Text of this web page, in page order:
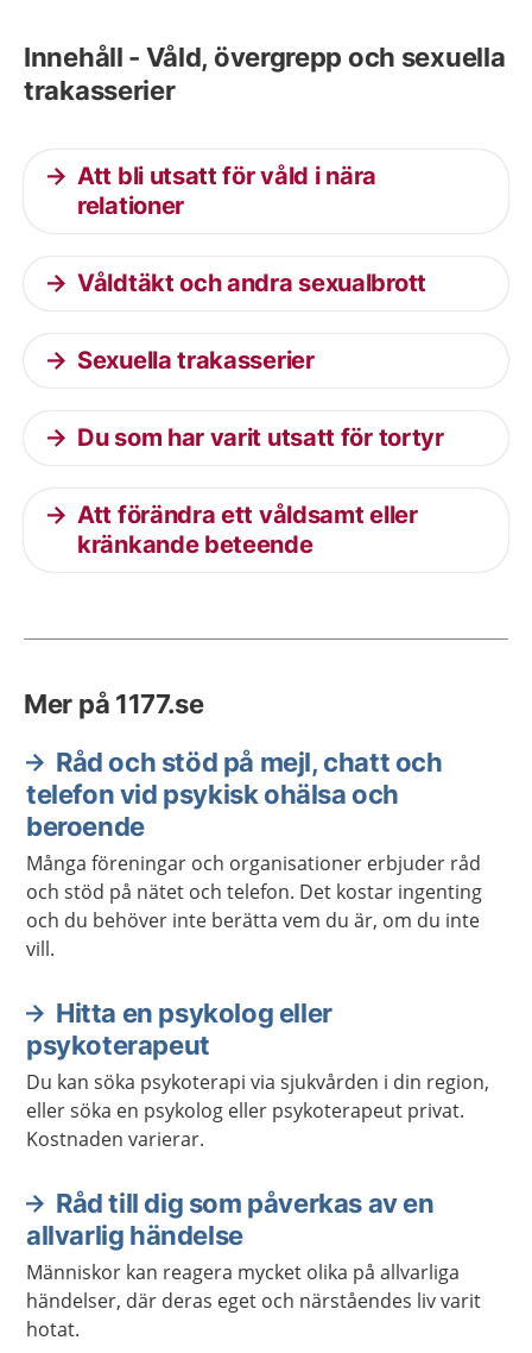
Innehåll - Våld, övergrepp och sexuella
trakasserier
Att bli utsatt för våld i nära
relationer
Våldtäkt och andra sexualbrott
Sexuella trakasserier
Du som har varit utsatt för tortyr
Att förändra ett våldsamt eller
kränkande beteende
Mer på 1177.se
Råd och stöd på mejl, chatt och
telefon vid psykisk ohälsa och
beroende
Många föreningar och organisationer erbjuder råd
och stöd på nätet och telefon. Det kostar ingenting
och du behöver inte berätta vem du är, om du inte
vill.
Hitta en psykolog eller
psykoterapeut
Du kan söka psykoterapi via sjukvården i din region,
eller söka en psykolog eller psykoterapeut privat.
Kostnaden varierar.
Råd till dig som påverkas av en
allvarlig händelse
Människor kan reagera mycket olika på allvarliga
händelser, där deras eget och närståendes liv varit
hotat.